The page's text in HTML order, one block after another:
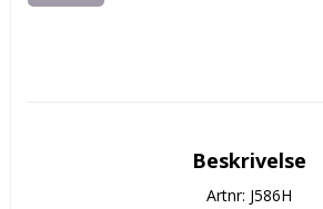
Beskrivelse
Artnr: J586H